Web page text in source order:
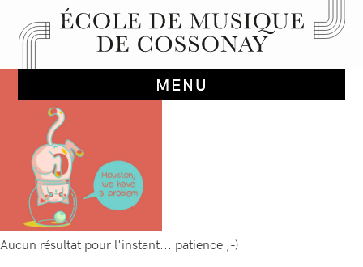
Aucun résultat pour l'instant... patience ;-)